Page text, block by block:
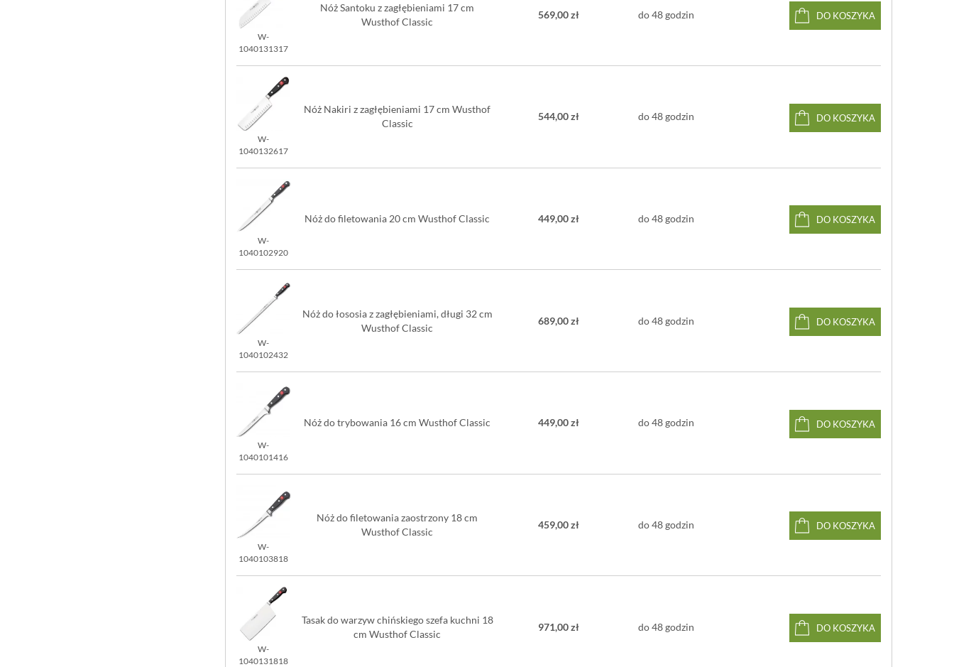
W-
1040131317
Nóż Santoku z zagłębieniami 17 cm
Wusthof Classic
569,00 zł do 48 godzin DO KOSZYKA
W-
1040132617
Nóż Nakiri z zagłębieniami 17 cm Wusthof
Classic
544,00 zł do 48 godzin DO KOSZYKA
W-
1040102920
Nóż do filetowania 20 cm Wusthof Classic 449,00 zł do 48 godzin DO KOSZYKA
W-
1040102432
Nóż do łososia z zagłębieniami, długi 32 cm
Wusthof Classic
689,00 zł do 48 godzin DO KOSZYKA
W-
1040101416
Nóż do trybowania 16 cm Wusthof Classic 449,00 zł do 48 godzin DO KOSZYKA
W-
1040103818
Nóż do filetowania zaostrzony 18 cm
Wusthof Classic
459,00 zł do 48 godzin DO KOSZYKA
W-
1040131818
Tasak do warzyw chińskiego szefa kuchni 18
cm Wusthof Classic
971,00 zł do 48 godzin DO KOSZYKA